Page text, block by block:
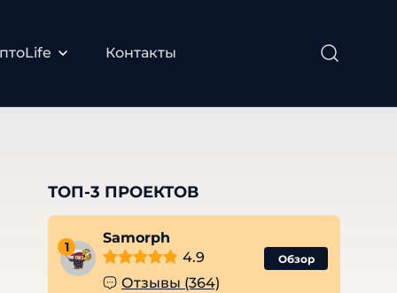
Контакты
ТОП-3 ПРОЕКТОВ
1
Samorph
4.9
Отзывы (364)
Обзор